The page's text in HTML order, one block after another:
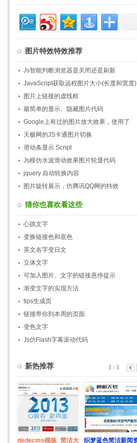
图片特效特效推荐
Js智能判断浏览器是关闭还是刷新
JavaScript获取远程图片大小(长度和宽度)
图片上链接的虚线框
最简单的显示、隐藏图片代码
Google上有过的图片放大效果，使用了
jQuery
天极网的JS卡通图片切换
滑动条显示 Script
Js模仿水波滑动效果图片轮显代码
jquery 自动轮换内容
图片旋转展示，仿腾讯QQ网的特效
猜你也喜欢看这些
心跳文字
变换链接色和底色
英文名字变日文
立体文字
可加入图片、文字的链接悬停提示
渐变文字的实现方法
tips生成页
链接带你到本周的页面
变色文字
Js仿Flash字幕滚动代码